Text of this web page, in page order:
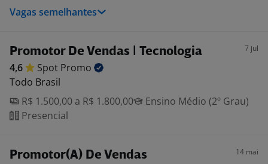
Vagas semelhantes
Promotor De Vendas | Tecnologia 7 jul
4,6 Spot Promo
Todo Brasil
R$ 1.500,00 a R$ 1.800,00
Ensino Médio (2º Grau)
Presencial
Promotor(A) De Vendas 14 mai